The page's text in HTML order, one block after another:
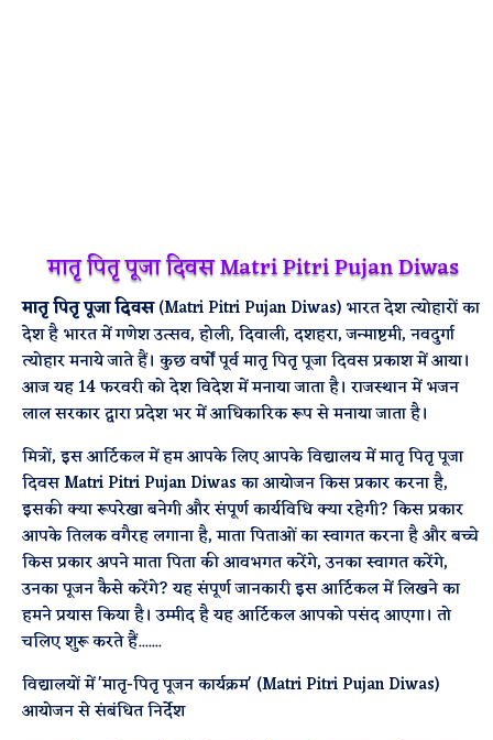
मातृ पितृ पूजा दिवस Matri Pitri Pujan Diwas
मातृ पितृ पूजा दिवस(Matri Pitri Pujan Diwas) भारत देश त्योहारों का
देश है भारत में गणेश उत्सव, होली, दिवाली, दशहरा, जन्माष्टमी, नवदुर्गा
त्योहार मनाये जाते हैं। कुछ वर्षों पूर्व मातृ पितृ पूजा दिवस प्रकाश में आया।
आज यह 14 फरवरी को देश विदेश में मनाया जाता है। राजस्थान में भजन
लाल सरकार द्वारा प्रदेश भर में आधिकारिक रूप से मनाया जाता है।
मित्रों, इस आर्टिकल में हम आपके लिए आपके विद्यालय में मातृ पितृ पूजा
दिवस Matri Pitri Pujan Diwas का आयोजन किस प्रकार करना है,
इसकी क्या रूपरेखा बनेगी और संपूर्ण कार्यविधि क्या रहेगी? किस प्रकार
आपके तिलक वगैरह लगाना है, माता पिताओं का स्वागत करना है और बच्चे
किस प्रकार अपने माता पिता की आवभगत करेंगे, उनका स्वागत करेंगे,
उनका पूजन कैसे करेंगे? यह संपूर्ण जानकारी इस आर्टिकल में लिखने का
हमने प्रयास किया है। उम्मीद है यह आर्टिकल आपको पसंद आएगा। तो
चलिए शुरू करते हैं.......
विद्यालयों में 'मातृ-पितृ पूजन कार्यक्रम' (Matri Pitri Pujan Diwas)
आयोजन से संबंधित निर्देश